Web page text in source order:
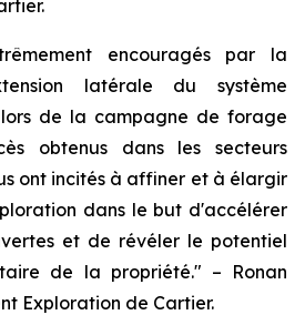
encouragés par la
latérale du système
de la campagne de forage
obtenus dans les secteurs
ont incités à affiner et à élargir
dans le but d'accélérer
et de révéler le potentiel
de la propriété." – Ronan
Exploration de Cartier.